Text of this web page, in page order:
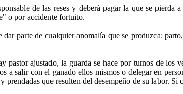
de las reses y deberá pagar la que se
o por accidente fortuito.
dar parte de cualquier anomalía que se produzca:
pastor ajustado, la guarda se hace por turnos de los
a salir con el ganado ellos mismos o delegar en
prendadas que resulten del desempeño de su labor.